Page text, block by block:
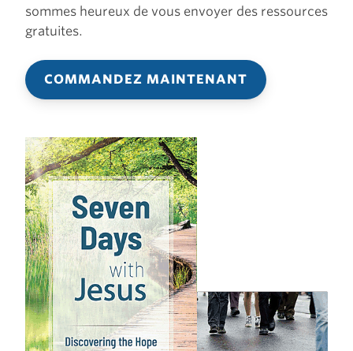
sommes heureux de vous envoyer des ressources
gratuites.
COMMANDEZ MAINTENANT